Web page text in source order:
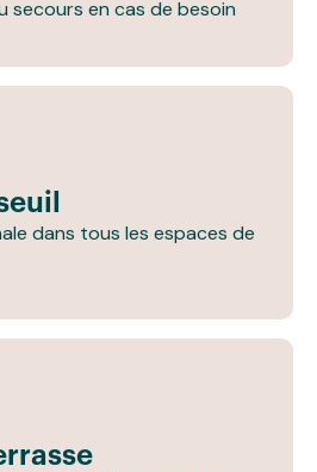
secours en cas de besoin
dans tous les espaces de